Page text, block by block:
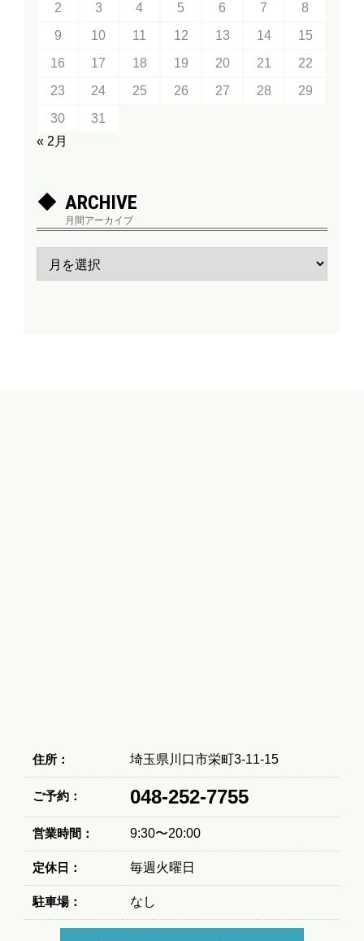
2
3 4 5 6 7
8
9
10 11 12 13 14
15
16
17 18 19 20 21
22
23
24 25 26 27 28
29
30
31
« 2月
ARCHIVE
月間アーカイブ
住所： 埼玉県川口市栄町3-11-15
ご予約： 048-252-7755
営業時間： 9:30〜20:00
定休日： 毎週火曜日
駐車場： なし